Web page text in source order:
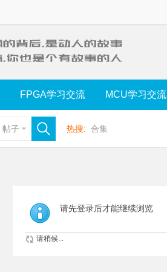
FPGA学习交流 MCU学习交流
帖子 热搜: 合集
请先登录后才能继续浏览
请稍候...